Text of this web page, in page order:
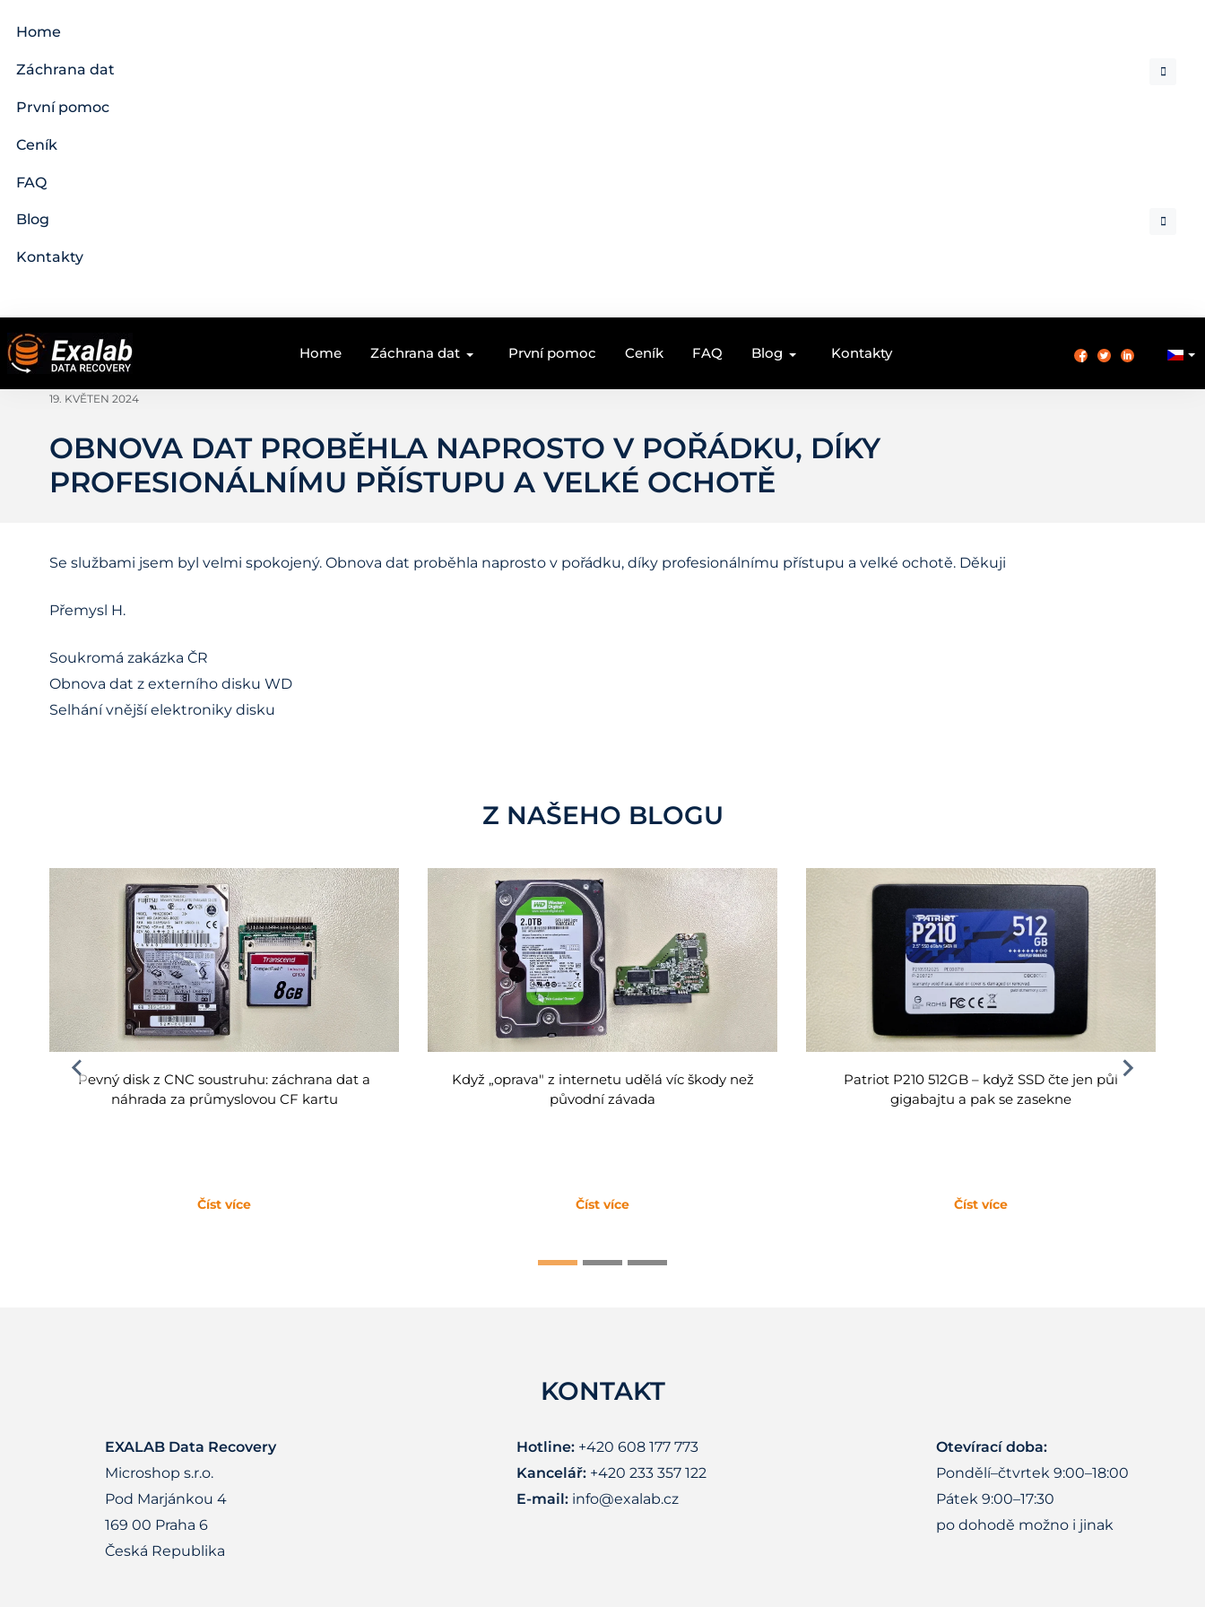
Home
Záchrana dat
První pomoc
Ceník
FAQ
Blog
Kontakty
Home Záchrana dat První pomoc Ceník FAQ Blog Kontakty
19. KVĚTEN 2024
OBNOVA DAT PROBĚHLA NAPROSTO V POŘÁDKU, DÍKY
PROFESIONÁLNÍMU PŘÍSTUPU A VELKÉ OCHOTĚ
Se službami jsem byl velmi spokojený. Obnova dat proběhla naprosto v pořádku, díky profesionálnímu přístupu a velké ochotě. Děkuji
Přemysl H.
Soukromá zakázka ČR
Obnova dat z externího disku WD
Selhání vnější elektroniky disku
Z NAŠEHO BLOGU
Pevný disk z CNC soustruhu: záchrana dat a
náhrada za průmyslovou CF kartu
Číst více
Když „oprava" z internetu udělá víc škody než
původní závada
Číst více
Patriot P210 512GB – když SSD čte jen půl
gigabajtu a pak se zasekne
Číst více
KONTAKT
EXALAB Data Recovery
Microshop s.r.o.
Pod Marjánkou 4
169 00 Praha 6
Česká Republika
Otevírací doba:
Pondělí–čtvrtek 9:00–18:00
Pátek 9:00–17:30
po dohodě možno i jinak
Hotline: +420 608 177 773
Kancelář: +420 233 357 122
E-mail: info@exalab.cz